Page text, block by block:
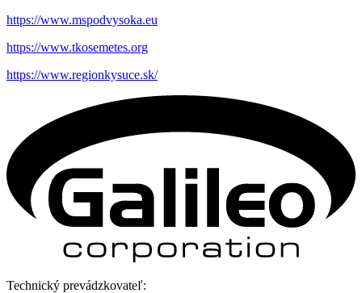
https://www.mspodvysoka.eu
https://www.tkosemetes.org
https://www.regionkysuce.sk/
Technický prevádzkovateľ: